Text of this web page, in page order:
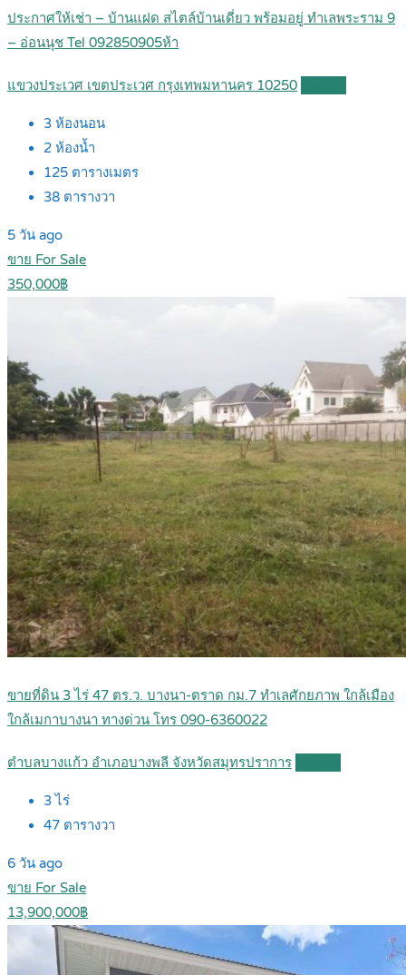
ประกาศให้เช่า – บ้านแฝด สไตล์บ้านเดี่ยว พร้อมอยู่ ทำเลพระราม 9
– อ่อนนุช Tel 092850905ห้า
แขวงประเวศ เขตประเวศ กรุงเทพมหานคร 10250
3 ห้องนอน
2 ห้องน้ำ
125 ตารางเมตร
38 ตารางวา
5 วัน ago
ขาย For Sale
350,000฿
ขายที่ดิน 3 ไร่ 47 ตร.ว. บางนา-ตราด กม.7 ทำเลศักยภาพ ใกล้เมือง
ใกล้เมกาบางนา ทางด่วน โทร 090-6360022
ตำบลบางแก้ว อำเภอบางพลี จังหวัดสมุทรปราการ
3ไร่
47 ตารางวา
6 วัน ago
ขาย For Sale
13,900,000฿